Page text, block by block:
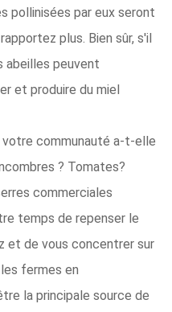
pollinisées par eux seront
plus. Bien sûr, s'il
peuvent
et produire du miel
communauté a-t-elle
? Tomates?
commerciales
temps de repenser le
et de vous concentrer sur
fermes en
la principale source de